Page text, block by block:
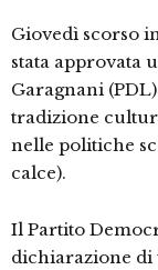
Giovedì scorso
stata approvata
Garagnani
tradizione
nelle politiche
calce).
Il Partito
dichiarazione di